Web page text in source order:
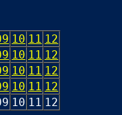
10 11 12
10 11 12
10 11 12
10 11 12
10 11 12